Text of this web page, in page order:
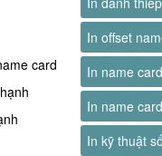
card
In offset
In name
In name
In kỹ thuật